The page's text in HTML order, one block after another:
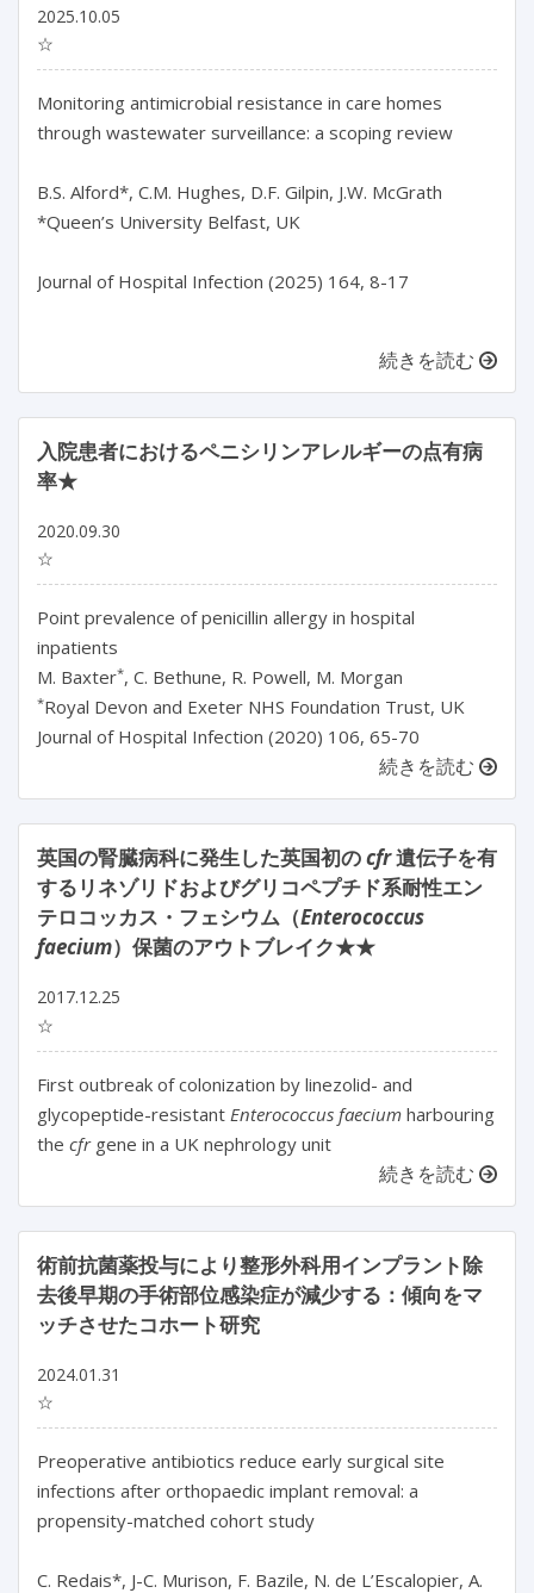
2025.10.05
☆
Monitoring antimicrobial resistance in care homes
through wastewater surveillance: a scoping review
B.S. Alford*, C.M. Hughes, D.F. Gilpin, J.W. McGrath
*Queen’s University Belfast, UK
Journal of Hospital Infection (2025) 164, 8-17
続きを読む
入院患者におけるペニシリンアレルギーの点有病
率★
2020.09.30
☆
Point prevalence of penicillin allergy in hospital
inpatients
M. Baxter*, C. Bethune, R. Powell, M. Morgan
*Royal Devon and Exeter NHS Foundation Trust, UK
Journal of Hospital Infection (2020) 106, 65-70
続きを読む
英国の腎臓病科に発生した英国初のcfr遺伝子を有
するリネゾリドおよびグリコペプチド系耐性エン
テロコッカス・フェシウム（Enterococcus
faecium）保菌のアウトブレイク★★
2017.12.25
☆
First outbreak of colonization by linezolid- and
glycopeptide-resistant Enterococcus faecium harbouring
the cfrgene in a UK nephrology unit
続きを読む
術前抗菌薬投与により整形外科用インプラント除
去後早期の手術部位感染症が減少する：傾向をマ
ッチさせたコホート研究
2024.01.31
☆
Preoperative antibiotics reduce early surgical site
infections after orthopaedic implant removal: a
propensity-matched cohort study
C. Redais*, J-C. Murison, F. Bazile, N. de L’Escalopier, A.